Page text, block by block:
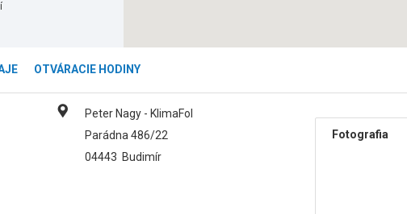
OTVÁRACIE HODINY
Peter Nagy - KlimaFol
Parádna 486/22
04443 Budimír
Fotografia